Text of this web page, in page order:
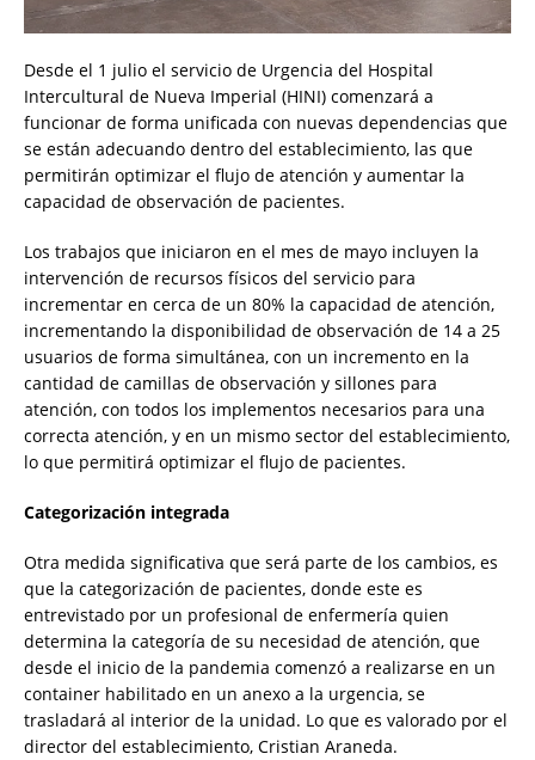
Desde el 1 julio el servicio de Urgencia del Hospital
Intercultural de Nueva Imperial (HINI) comenzará a
funcionar de forma unificada con nuevas dependencias que
se están adecuando dentro del establecimiento, las que
permitirán optimizar el flujo de atención y aumentar la
capacidad de observación de pacientes.
Los trabajos que iniciaron en el mes de mayo incluyen la
intervención de recursos físicos del servicio para
incrementar en cerca de un 80% la capacidad de atención,
incrementando la disponibilidad de observación de 14 a 25
usuarios de forma simultánea, con un incremento en la
cantidad de camillas de observación y sillones para
atención, con todos los implementos necesarios para una
correcta atención, y en un mismo sector del establecimiento,
lo que permitirá optimizar el flujo de pacientes.
Categorización integrada
Otra medida significativa que será parte de los cambios, es
que la categorización de pacientes, donde este es
entrevistado por un profesional de enfermería quien
determina la categoría de su necesidad de atención, que
desde el inicio de la pandemia comenzó a realizarse en un
container habilitado en un anexo a la urgencia, se
trasladará al interior de la unidad. Lo que es valorado por el
director del establecimiento, Cristian Araneda.